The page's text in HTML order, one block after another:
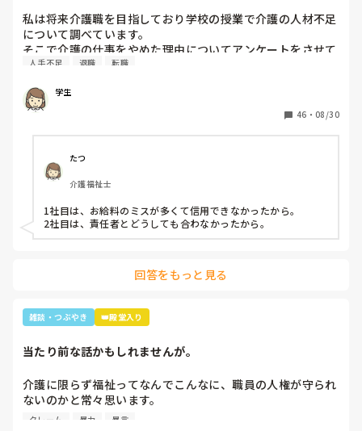
員がその利用者さんに「この子にその話したら永遠に話すか
らあかんよ(笑)」と言われるほど(笑)
年齢や認知症の事を考えても、嵐のメンバー3人とキムタク
が誰と結婚したのか覚えていた事に驚きながらも嬉しかった
私は将来介護職を目指しており学校の授業で介護の人材不足
について調べています。
そこで介護の仕事をやめた理由についてアンケートをさせて
いただきたいです。(賃金が低い、重労働、人間関係など)
などでも教えていただけると助かります。
ご協力お願いします🙇🏻‍♀️
人手不足 退職 転職
学生
46 ・ 08/30
たつ
介護福祉士
1社目は、お給料のミスが多くて信用できなかったから。
2社目は、責任者とどうしても合わなかったから。
回答をもっと見る
雑談・つぶやき 👑殿堂入り
当たり前な話かもしれませんが。
介護に限らず福祉ってなんでこんなに、職員の人権が守られ
ないのかと常々思います。
クレーム 暴力 暴言